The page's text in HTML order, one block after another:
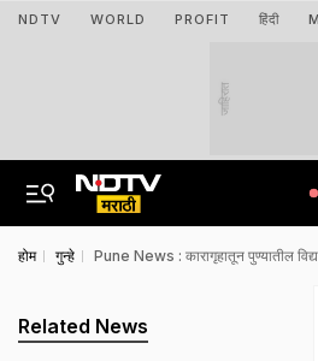
NDTV WORLD PROFIT हिंदी
जाहिरात
होम गुन्हे Pune News : कारागृहातून पुण्यातील
Related News